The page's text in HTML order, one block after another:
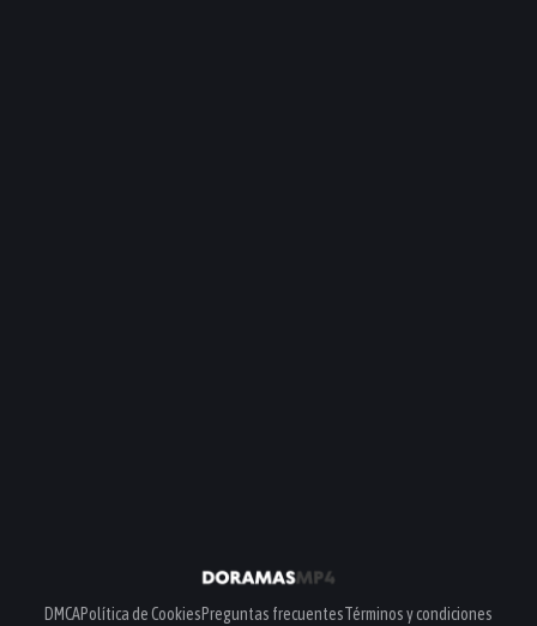
DMCAPolítica de CookiesPreguntas frecuentesTérminos y condiciones